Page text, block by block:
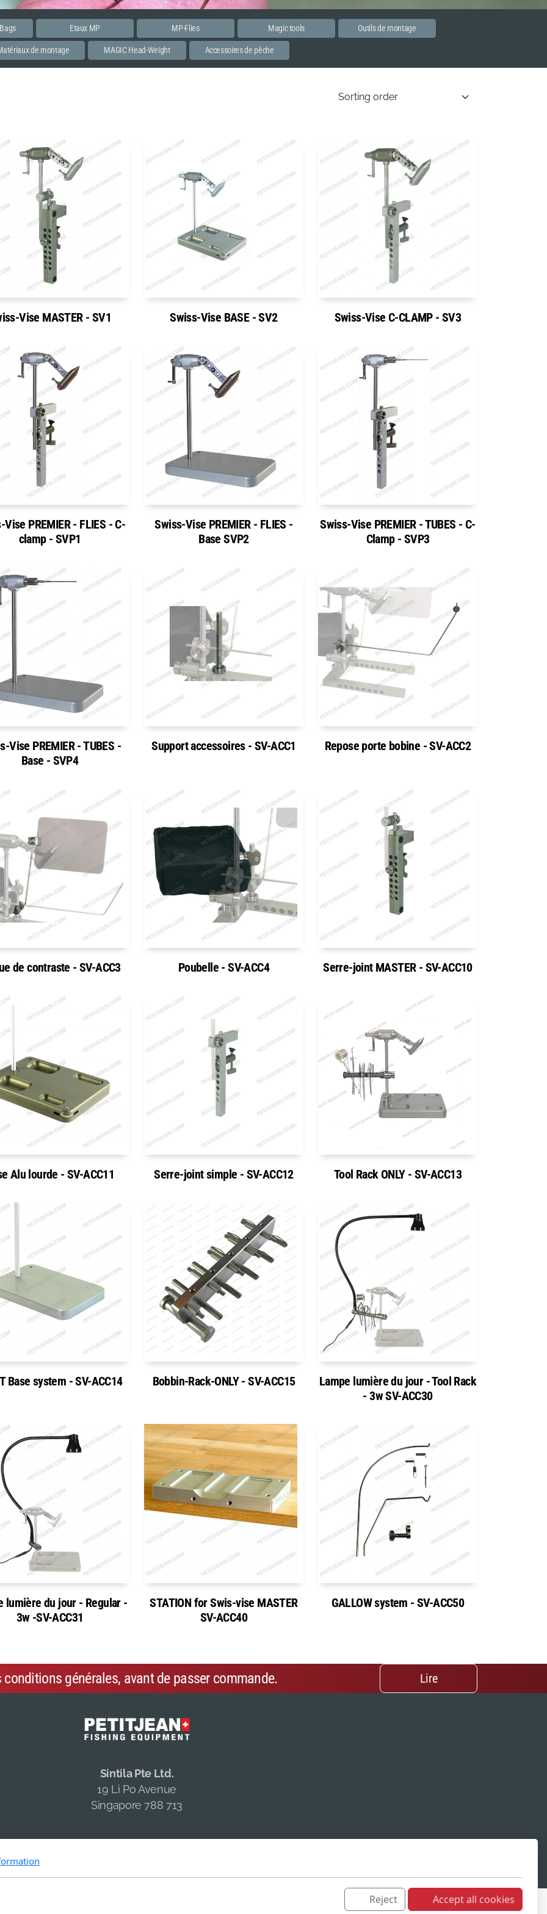
Etaux MP MP-Flies Magic tools Outils de montage
de montage MAGIC Head-Weight Accessoires de pêche
Vise MASTER - SV1 Swiss-Vise BASE - SV2 Swiss-Vise C-CLAMP - SV3
Vise PREMIER - FLIES - C-
clamp - SVP1
Swiss-Vise PREMIER - FLIES -
Base SVP2
Swiss-Vise PREMIER - TUBES - C-
Clamp - SVP3
Vise PREMIER - TUBES -
Base - SVP4
Support accessoires - SV-ACC1 Repose porte bobine - SV-ACC2
de contraste - SV-ACC3 Poubelle - SV-ACC4 Serre-joint MASTER - SV-ACC10
Alu lourde - SV-ACC11 Serre-joint simple - SV-ACC12 Tool Rack ONLY - SV-ACC13
Base system - SV-ACC14 Bobbin-Rack-ONLY - SV-ACC15
Lampe lumière du jour - Tool Rack
- 3w SV-ACC30
lumière du jour - Regular -
3w -SV-ACC31
STATION for Swis-vise MASTER
SV-ACC40
GALLOW system - SV-ACC50
générales, avant de passer commande. Lire
Sintila Pte Ltd.
19 Li Po Avenue
Singapore 788 713
Copyright, tous droits réservés -
Reject Accept all cookies